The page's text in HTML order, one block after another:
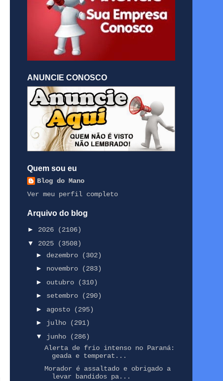
ANUNCIE CONOSCO
Quem sou eu
Blog do Mano
Ver meu perfil completo
Arquivo do blog
► 2026
(2106)
▼ 2025
(3508)
► dezembro
(302)
► novembro
(283)
► outubro
(310)
► setembro
(290)
► agosto
(295)
► julho
(291)
▼ junho
(286)
Alerta de frio intenso no Paraná:
geada e temperat...
Morador é assaltado e obrigado a
levar bandidos pa...